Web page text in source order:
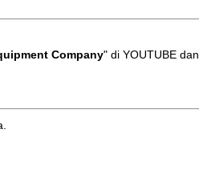
Company" di YOUTUBE dan